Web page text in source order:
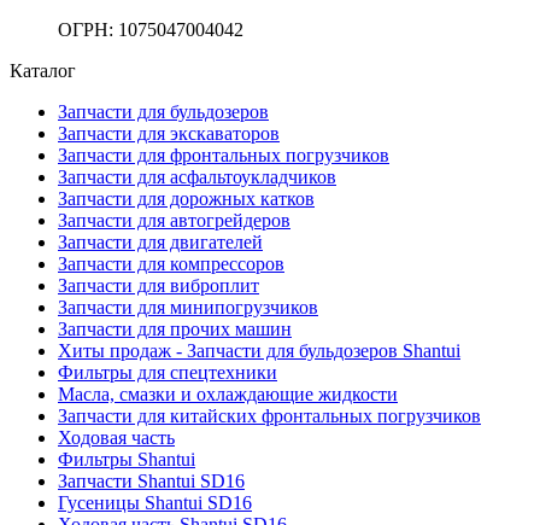
ОГРН: 1075047004042
Каталог
Запчасти для бульдозеров
Запчасти для экскаваторов
Запчасти для фронтальных погрузчиков
Запчасти для асфальтоукладчиков
Запчасти для дорожных катков
Запчасти для автогрейдеров
Запчасти для двигателей
Запчасти для компрессоров
Запчасти для виброплит
Запчасти для минипогрузчиков
Запчасти для прочих машин
Хиты продаж - Запчасти для бульдозеров Shantui
Фильтры для спецтехники
Масла, смазки и охлаждающие жидкости
Запчасти для китайских фронтальных погрузчиков
Ходовая часть
Фильтры Shantui
Запчасти Shantui SD16
Гусеницы Shantui SD16